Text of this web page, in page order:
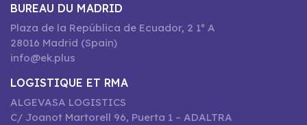
BUREAU DU MADRID
Plaza de la República de Ecuador, 2 1º A
28016 Madrid (Spain)
info@ek.plus
LOGISTIQUE ET RMA
ALGEVASA LOGISTICS
C/ Joanot Martorell 96, Puerta 1 – ADALTRA